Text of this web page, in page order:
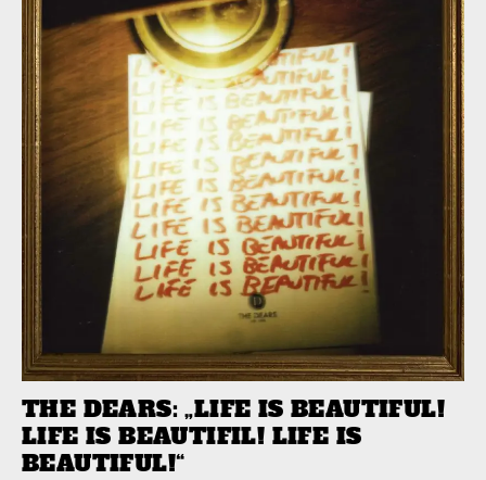
THE DEARS: „LIFE IS BEAUTIFUL!
LIFE IS BEAUTIFIL! LIFE IS
BEAUTIFUL!“